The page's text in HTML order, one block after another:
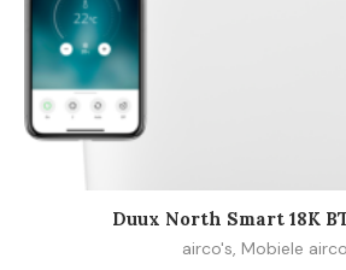
Duux North Smart 18K
airco's, Mobiele